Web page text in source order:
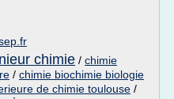
chimie / chimie
/ chimie biochimie biologie
de chimie toulouse /